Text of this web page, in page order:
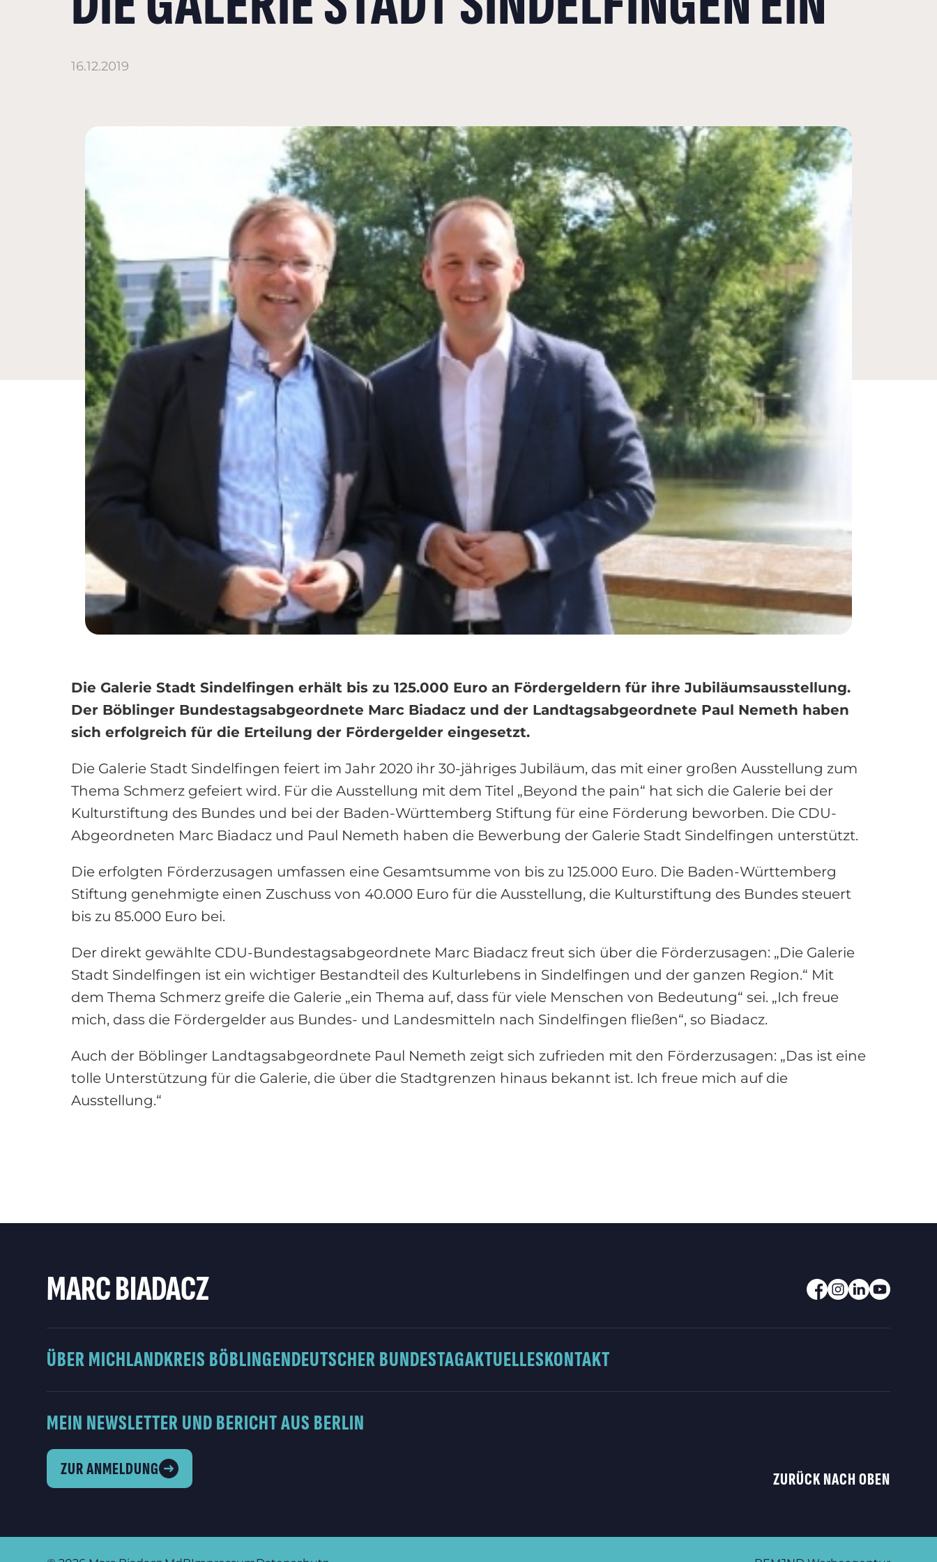
16.12.2019
Die Galerie Stadt Sindelfingen erhält bis zu 125.000 Euro an Fördergeldern für ihre Jubiläumsausstellung.
Der Böblinger Bundestagsabgeordnete Marc Biadacz und der Landtagsabgeordnete Paul Nemeth haben
sich erfolgreich für die Erteilung der Fördergelder eingesetzt.
Die Galerie Stadt Sindelfingen feiert im Jahr 2020 ihr 30-jähriges Jubiläum, das mit einer großen Ausstellung zum
Thema Schmerz gefeiert wird. Für die Ausstellung mit dem Titel „Beyond the pain“ hat sich die Galerie bei der
Kulturstiftung des Bundes und bei der Baden-Württemberg Stiftung für eine Förderung beworben. Die CDU-
Abgeordneten Marc Biadacz und Paul Nemeth haben die Bewerbung der Galerie Stadt Sindelfingen unterstützt.
Die erfolgten Förderzusagen umfassen eine Gesamtsumme von bis zu 125.000 Euro. Die Baden-Württemberg
Stiftung genehmigte einen Zuschuss von 40.000 Euro für die Ausstellung, die Kulturstiftung des Bundes steuert
bis zu 85.000 Euro bei.
Der direkt gewählte CDU-Bundestagsabgeordnete Marc Biadacz freut sich über die Förderzusagen: „Die Galerie
Stadt Sindelfingen ist ein wichtiger Bestandteil des Kulturlebens in Sindelfingen und der ganzen Region.“ Mit
dem Thema Schmerz greife die Galerie „ein Thema auf, dass für viele Menschen von Bedeutung“ sei. „Ich freue
mich, dass die Fördergelder aus Bundes- und Landesmitteln nach Sindelfingen fließen“, so Biadacz.
Auch der Böblinger Landtagsabgeordnete Paul Nemeth zeigt sich zufrieden mit den Förderzusagen: „Das ist eine
tolle Unterstützung für die Galerie, die über die Stadtgrenzen hinaus bekannt ist. Ich freue mich auf die
Ausstellung.“
MARC BIADACZ
ÜBER MICHLANDKREIS BÖBLINGENDEUTSCHER BUNDESTAGAKTUELLESKONTAKT
MEIN NEWSLETTER UND BERICHT AUS BERLIN
ZUR ANMELDUNG
ZURÜCK NACH OBEN